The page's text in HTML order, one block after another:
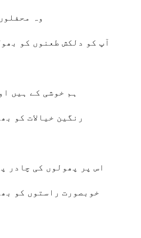
وہ
آپ کو دلکش طعنوں کو
ہم خوشی کے ہیں
رنگین خیالات کو
اس پر پھولوں کی چادر
خوبصورت راستوں کو